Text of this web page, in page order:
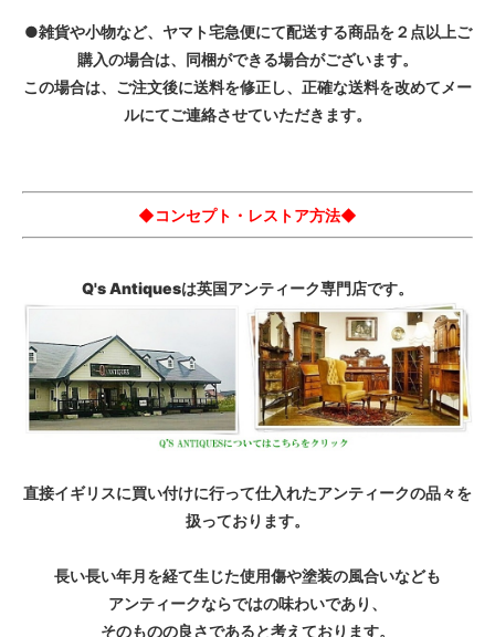
●雑貨や小物など、ヤマト宅急便にて配送する商品を２点以上ご
購入の場合は、同梱ができる場合がございます。
この場合は、ご注文後に送料を修正し、正確な送料を改めてメー
ルにてご連絡させていただきます。
◆コンセプト・レストア方法◆
Q's Antiquesは英国アンティーク専門店です。
直接イギリスに買い付けに行って仕入れたアンティークの品々を
扱っております。
長い長い年月を経て生じた使用傷や塗装の風合いなども
アンティークならではの味わいであり、
そのものの良さであると考えております。